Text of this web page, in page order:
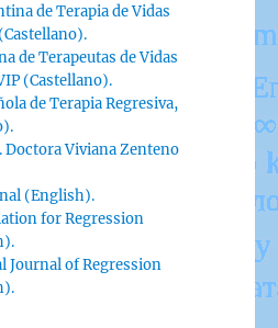
de Terapia de Vidas
de Terapeutas de Vidas
(Castellano).
de Terapia Regresiva,
Doctora Viviana Zenteno
(English).
for Regression
Journal of Regression